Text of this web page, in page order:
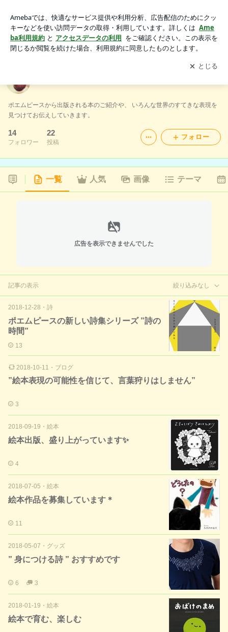
アプリをダウンロードして ブログの更新通知
を受け取りまし
ょう。
開く
ポエムピースから出版される本のご紹介や、 いろんな世界のすてきな表現を
見つけてお伝えしていきます。
14
フォロワー
22
投稿
フォロー
一覧 人気 画像 テーマ
広告を表示できませんでした
記事の表示 絞り込みなし
2018-12-28 ・ 詩
ポエムピースの新しい詩集シリーズ ”詩の
時間”
13
2018-10-11 ・ ブログ
”絵本表現の可能性を信じて、言葉狩りはしません”
3
2018-09-19 ・ 絵本
絵本出版、盛り上がっています✨
4
2018-07-05 ・ 絵本
絵本作品を募集しています＊
11
2018-05-07 ・ グッズ
” 身につける詩 ” おすすめです
6 3
2018-01-19 ・ 絵本
絵本で育む、楽しむ